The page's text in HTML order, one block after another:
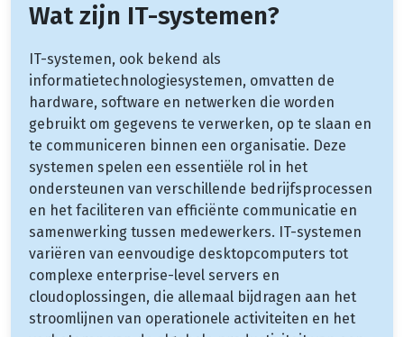
Wat zijn IT-systemen?
IT-systemen, ook bekend als
informatietechnologiesystemen, omvatten de
hardware, software en netwerken die worden
gebruikt om gegevens te verwerken, op te slaan en
te communiceren binnen een organisatie. Deze
systemen spelen een essentiële rol in het
ondersteunen van verschillende bedrijfsprocessen
en het faciliteren van efficiënte communicatie en
samenwerking tussen medewerkers. IT-systemen
variëren van eenvoudige desktopcomputers tot
complexe enterprise-level servers en
cloudoplossingen, die allemaal bijdragen aan het
stroomlijnen van operationele activiteiten en het